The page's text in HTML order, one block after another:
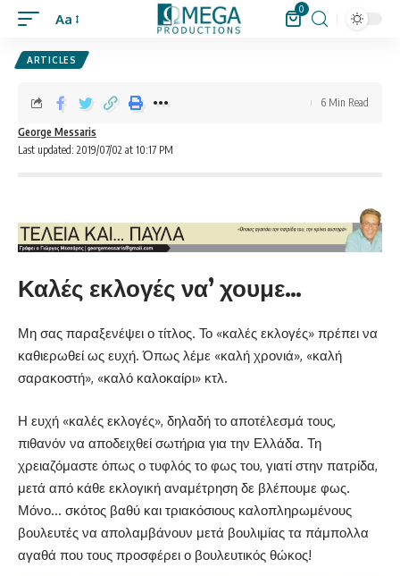
Aa
0
ARTICLES
Last updated: 2019/07/02 at 10:17 PM
George Messaris
6 Min Read
Καλές εκλογές να’ χουμε…
Μη σας παραξενέψει ο τίτλος. Το «καλές εκλογές» πρέπει να
καθιερωθεί ως ευχή. Όπως λέμε «καλή χρονιά», «καλή
σαρακοστή», «καλό καλοκαίρι» κτλ.
Η ευχή «καλές εκλογές», δηλαδή το αποτέλεσμά τους,
πιθανόν να αποδειχθεί σωτήρια για την Ελλάδα. Τη
χρειαζόμαστε όπως ο τυφλός το φως του, γιατί στην πατρίδα,
μετά από κάθε εκλογική αναμέτρηση δε βλέπουμε φως.
Μόνο… σκότος βαθύ και τριακόσιους καλοπληρωμένους
βουλευτές να απολαμβάνουν μετά βουλιμίας τα πάμπολλα
αγαθά που τους προσφέρει ο βουλευτικός θώκος!